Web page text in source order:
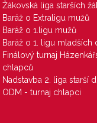
Žákovská liga starších
Baráž o Extraligu mužů
Baráž o 1.ligu mužů
Baráž o 1. ligu mladších
Finálový turnaj
chlapců
Nadstavba 2. liga starší
ODM - turnaj chlapci